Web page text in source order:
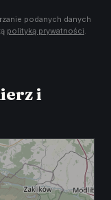
podanych danych
polityką prywatności.
i